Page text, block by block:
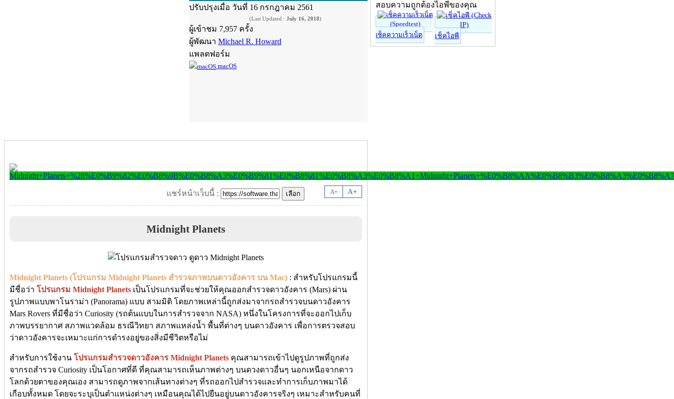
ปรับปรุงเมื่อ วันที่ 16 กรกฎาคม 2561
(Last Updated : July 16, 2018)
ผู้เข้าชม 7,957 ครั้ง
ผู้พัฒนา Michael R. Howard
แพลตฟอร์ม
macOS
A- A+
แชร์หน้าเว็บนี้ :
Midnight Planets
Midnight Planets (โปรแกรม Midnight Planets สำรวจภาพบนดาวอังคาร บน Mac) : สำหรับโปรแกรมนี้
มีชื่อว่า โปรแกรม Midnight Planets เป็นโปรแกรมที่จะช่วยให้คุณออกสำรวจดาวอังคาร (Mars) ผ่าน
รูปภาพแบบพาโนราม่า (Panorama) แบบ สามมิติ โดยภาพเหล่านี้ถูกส่งมาจากรถสำรวจบนดาวอังคาร
Mars Rovers ที่มีชื่อว่า Curiosity (รถต้นแบบในการสำรวจจาก NASA) หนึ่งในโครงการที่จะออกไปเก็บ
ภาพบรรยากาศ สภาพแวดล้อม ธรณีวิทยา สภาพแหล่งน้ำ พื้นที่ต่างๆ บนดาวอังคาร เพื่อการตรวจสอบ
ว่าดาวอังคารจะเหมาะแก่การดำรงอยู่ของสิ่งมีชีวิตหรือไม่
สำหรับการใช้งาน โปรแกรมสำรวจดาวอังคาร Midnight Planets คุณสามารถเข้าไปดูรูปภาพที่ถูกส่ง
จากรถสำรวจ Curiosity เป็นโอกาศที่ดี ที่คุณสามารถเห็นภาพต่างๆ บนดวงดาวอื่นๆ นอกเหนือจากดาว
โลกด้วยตาของคุณเอง สามารถดูภาพจากเส้นทางต่างๆ ที่รถออกไปสำรวจและทำการเก็บภาพมาได้
เกือบทั้งหมด โดยจะระบุเป็นตำแหน่งต่างๆ เหมือนคุณได้ไปยืนอยู่บนดาวอังคารจริงๆ เหมาะสำหรับคนที่
สอบความถูกต้องไอพีของคุณ
เช็คความเร็วเน็ต เช็คไอพี